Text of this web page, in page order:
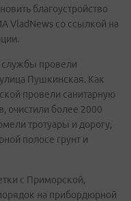
благоустройство
VladNews со ссылкой на
службы провели
Пушкинская. Как
провели санитарную
очистили более 2000
тротуары и дорогу,
полосе грунт и
с Приморской,
на прибордюрной